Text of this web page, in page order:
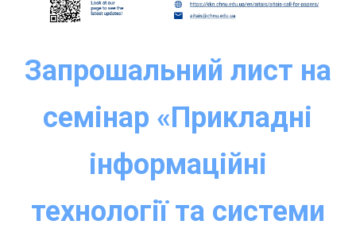
Запрошальний лист на
семінар «Прикладні
інформаційні
технології та системи